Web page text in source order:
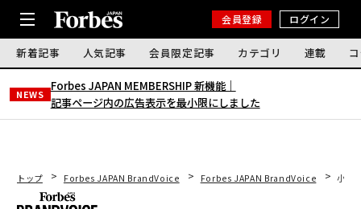
会員登録 ログイン
新着記事 人気記事 会員限定記事 カテゴリ 連載
NEWS
Forbes JAPAN MEMBERSHIP 新機能｜
記事ページ内の広告表示を最小限にしました
トップ Forbes JAPAN BrandVoice Forbes JAPAN BrandVoice 小さ